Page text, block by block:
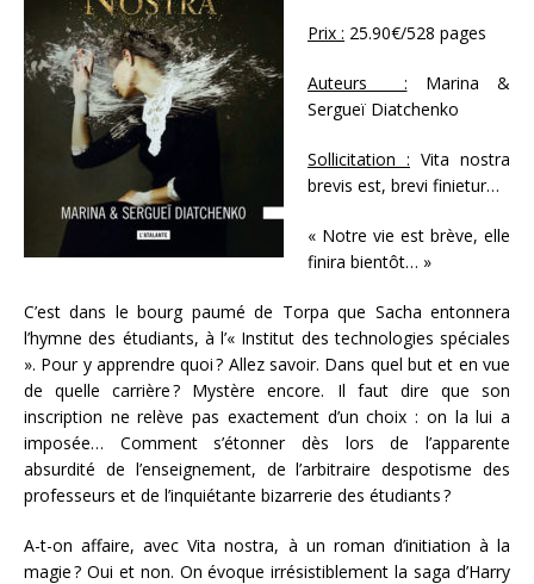
Prix : 25.90€/528 pages
Auteurs : Marina &
Sergueï Diatchenko
Sollicitation : Vita nostra
brevis est, brevi finietur…
« Notre vie est brève, elle
finira bientôt… »
C’est dans le bourg paumé de Torpa que Sacha entonnera
l’hymne des étudiants, à l’« Institut des technologies spéciales
». Pour y apprendre quoi ? Allez savoir. Dans quel but et en vue
de quelle carrière ? Mystère encore. Il faut dire que son
inscription ne relève pas exactement d’un choix : on la lui a
imposée… Comment s’étonner dès lors de l’apparente
absurdité de l’enseignement, de l’arbitraire despotisme des
professeurs et de l’inquiétante bizarrerie des étudiants ?
A-t-on affaire, avec Vita nostra, à un roman d’initiation à la
magie ? Oui et non. On évoque irrésistiblement la saga d’Harry